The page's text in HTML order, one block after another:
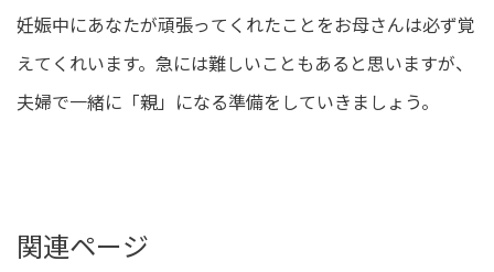
妊娠中にあなたが頑張ってくれたことをお母さんは必ず覚
えてくれいます。急には難しいこともあると思いますが、
夫婦で一緒に「親」になる準備をしていきましょう。
関連ページ